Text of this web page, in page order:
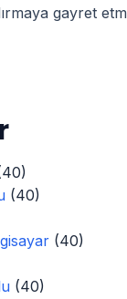
gayret
(40)
(40)
(40)